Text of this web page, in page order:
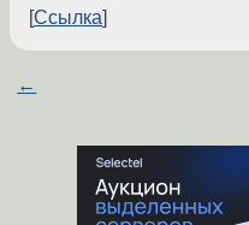
Ссылка
←